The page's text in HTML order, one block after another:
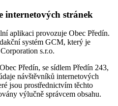
internetových stránek
aplikaci provozuje Obec Předín.
systém GCM, který je
s.r.o.
Předín, se sídlem Předín 243,
návštěvníků internetových
jsou prostřednictvím těchto
výlučně správcem obsahu.